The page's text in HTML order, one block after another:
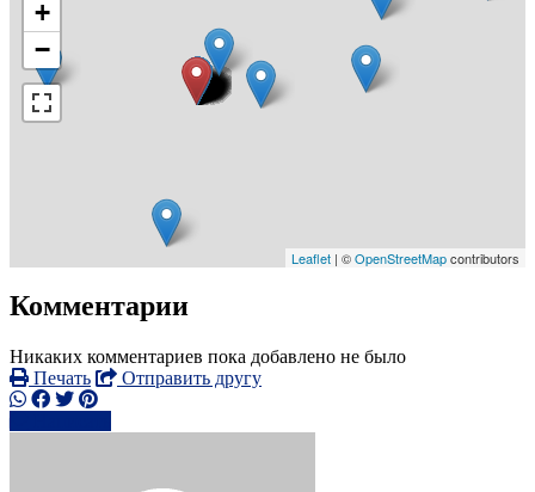
+
−
Leaflet | ©OpenStreetMapcontributors
Комментарии
Никаких комментариев пока добавлено не было
Печать
Отправить другу